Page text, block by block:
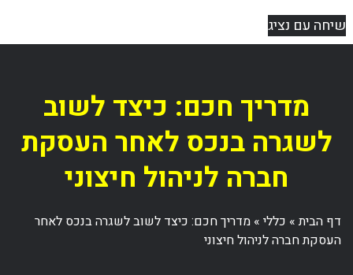
שיחה עם נציג
מדריך חכם: כיצד לשוב
לשגרה בנכס לאחר העסקת
חברה לניהול חיצוני
דף הבית» כללי» מדריך חכם: כיצד לשוב לשגרה בנכס לאחר
העסקת חברה לניהול חיצוני